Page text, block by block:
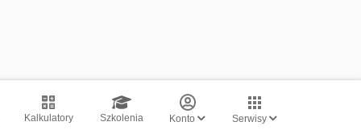
Kalkulatory Szkolenia Konto Serwisy